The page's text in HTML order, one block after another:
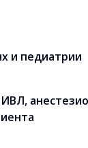
и педиатрии